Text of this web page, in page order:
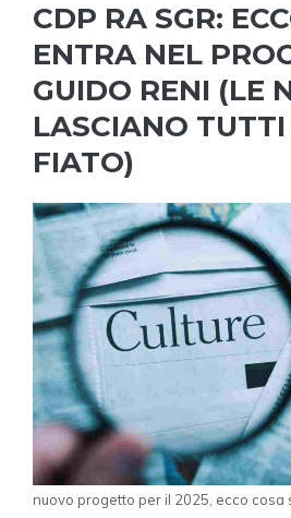
CDP RA SGR:
ENTRA NEL
GUIDO RENI (LE
LASCIANO
FIATO)
nuovo progetto per il 2025, ecco cosa